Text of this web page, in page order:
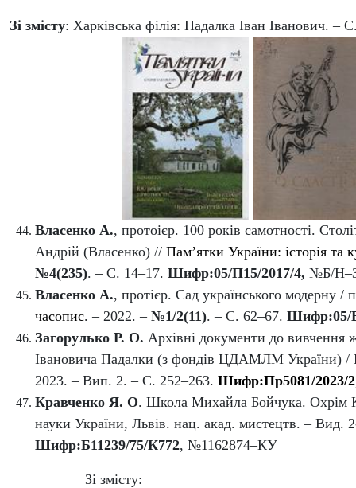
Зі змісту: Харківська філія: Падалка Іван Іванович. –
Власенко А., протоієр. 100 років самотності.
Андрій (Власенко) // Пам’ятки України: історія та
№4(235). – С. 14–17. Шифр:05/П15/2017/4, №Б/
Власенко А., протієр. Сад українського модерну /
часопис. – 2022. – №1/2(11). – С. 62–67. Шифр:05/
Загорулько Р. О. Архівні документи до вивчення
Івановича Падалки (з фондів ЦДАМЛМ України) /
2023. – Вип. 2. – С. 252–263. Шифр:Пр5081/2023/2
Кравченко Я. О. Школа Михайла Бойчука. Охрім
науки України, Львів. нац. акад. мистецтв. – Вид.
Шифр:Б11239/75/К772, №1162874–КУ
Зі змісту: